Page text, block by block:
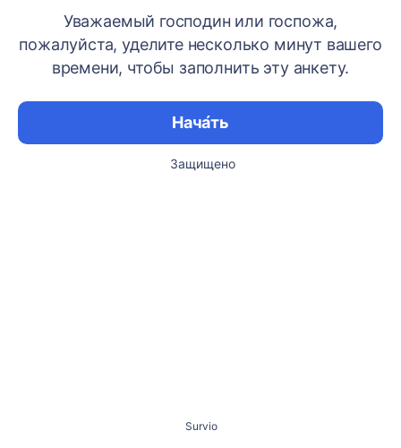
Уважаемый господин или госпожа,
пожалуйста, уделите несколько минут вашего
времени, чтобы заполнить эту анкету.
Нача́ть
Защищено
Survio